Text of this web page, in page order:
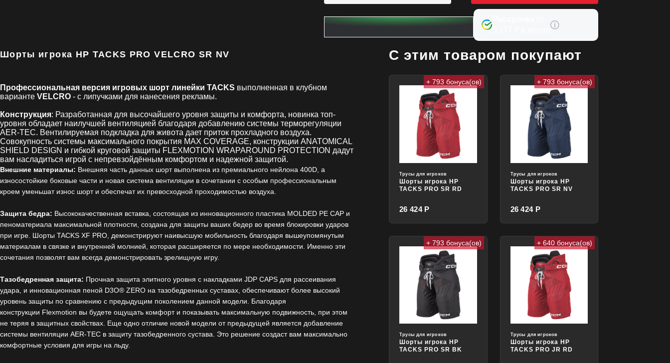
Шорты игрока HP TACKS PRO VELCRO SR NV
Профессиональная версия игровых шорт линейки TACKS выполненная в клубном
варианте VELCRO - с липучками для нанесения рекламы.
Конструкция: Разработанная для высочайшего уровня защиты и комфорта, новинка топ-
уровня обладает наилучшей вентиляцией благодаря добавлению системы терморегуляции
AER-TEC. Вентилируемая подкладка для живота дает приток прохладного воздуха.
Совокупность системы максимального покрытия MAX COVERAGE, конструкции ANATOMICAL
SHIELD DESIGN и гибкой круговой защиты FLEXMOTION WRAPAROUND PROTECTION дадут
вам насладиться игрой с непревзойдённым комфортом и надежной защитой.
Внешние материалы: Внешняя часть данных шорт выполнена из премиального нейлона 400D, а
износостойкие боковые части и новая система вентиляции в сочетании с особым профессиональным
кроем уменьшат износ шорт и обеспечат их превосходной проходимостью воздуха.
Защита бедра: Высококачественная вставка, состоящая из инновационного пластика MOLDED PE CAP и
пеноматериала максимальной плотности, создана для защиты ваших бедер во время блокировки ударов
при игре. Шорты TACKS XF PRO, демонстрируют наивысшую мобильность благодаря вышеупомянутым
материалам в связке и внутренней молнией, которая расширяется по мере необходимости. Именно эти
сочетания позволят вам всегда демонстрировать зрелищную игру.
Тазобедренная защита: Прочная защита элитного уровня с накладками JDP CAPS для рассеивания
удара, и инновационная пеной D3O® ZERO на тазобедренных суставах, обеспечивают более высокий
уровень защиты по сравнению с предыдущим поколением данной модели. Благодаря
конструкции Flexmotion вы будете ощущать комфорт и показывать максимальную подвижность, при этом
не теряя в защитных свойствах. Еще одно отличие новой модели от предыдущей является добавление
системы вентиляции AER-TEC в защиту тазобедренного сустава. Это решение создаст вам максимально
комфортные условия для игры на льду.
С этим товаром покупают
+ 793 бонуса(ов)
Трусы для игроков
Шорты игрока HP
TACKS PRO SR RD
26 424 Р
+ 793 бонуса(ов)
Трусы для игроков
Шорты игрока HP
TACKS PRO SR NV
26 424 Р
+ 793 бонуса(ов)
Трусы для игроков
Шорты игрока HP
TACKS PRO SR BK
+ 640 бонуса(ов)
Трусы для игроков
Шорты игрока HP
TACKS PRO JR RD